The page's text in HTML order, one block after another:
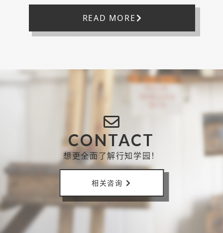
READ MORE
CONTACT
想更全面了解行知学园！
相关咨询